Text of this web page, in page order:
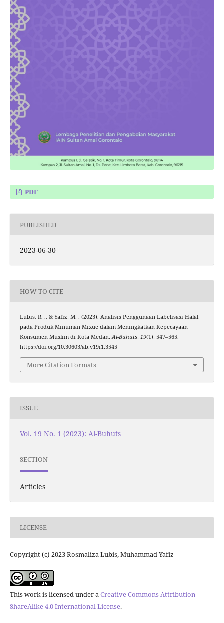
PDF
PUBLISHED
2023-06-30
HOW TO CITE
Lubis, R. ., & Yafiz, M. . (2023). Analisis Penggunaan Labelisasi Halal
pada Produk Minuman Mixue dalam Meningkatkan Kepecayaan
Konsumen Muslim di Kota Medan.Al-Buhuts, 19(1), 547–565.
https://doi.org/10.30603/ab.v19i1.3545
More Citation Formats
ISSUE
Vol. 19 No. 1 (2023): Al-Buhuts
SECTION
Articles
LICENSE
Copyright (c) 2023 Rosmaliza Lubis, Muhammad Yafiz
This work is licensed under aCreative Commons Attribution-
ShareAlike 4.0 International License.